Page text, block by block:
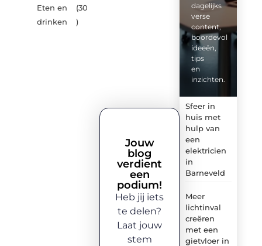
Eten en
drinken
(30
)
dagelijks
verse
content,
boordevol
ideeën,
tips
en
inzichten.
Sfeer in
huis met
hulp van
een
elektricien
in
Barneveld
Meer
lichtinval
creëren
met een
gietvloer in
Jouw
blog
verdient
een
podium!
Heb jij iets
te delen?
Laat jouw
stem